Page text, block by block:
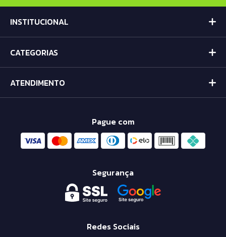
INSTITUCIONAL
CATEGORIAS
ATENDIMENTO
Pague com
Segurança
Redes Sociais